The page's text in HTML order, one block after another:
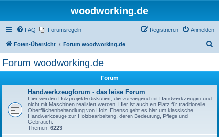
woodworking.de
FAQ Forumsregeln Anmelden
Registrieren
Foren-Übersicht Forum woodworking.de
Forum woodworking.de
Forum
Handwerkzeugforum - das leise Forum
Hier werden Holzprojekte diskutiert, die vorwiegend mit Handwerkzeugen und
nicht mit Maschinen realisiert werden. Hier ist auch ein Platz für traditionelle
Oberflächenbehandlung von Holz. Ebenso geht es hier um klassische
Handwerkzeuge zur Holzbearbeiteng, deren Bedeutung, Pflege und
Gebrauch.
Themen: 6223